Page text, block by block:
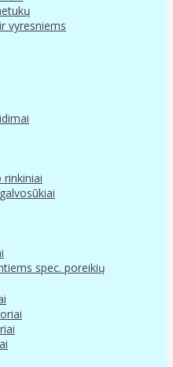
vyresniems
rinkiniai
spec. poreikių